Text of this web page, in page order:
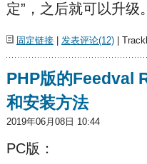
定”，之后就可以升
固定链接| 发表评论(12)|
PHP版的Feedval
和安装方法
2019年06月08日 10:44
PC版：